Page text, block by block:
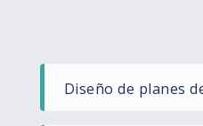
Diseño de planes